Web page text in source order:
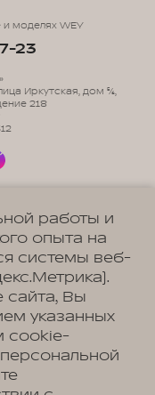
данных
данных третьим лицам
ПД
моделях WEY
23
Иркутская, дом 5/6,
218
работы и
опыта на
системы веб-
сайта, Вы
указанных
cookie-